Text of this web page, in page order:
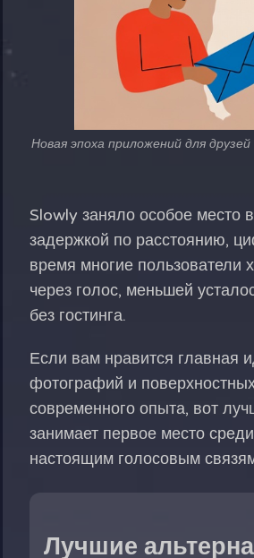
Новая эпоха приложений для
Slowly заняло особое место
задержкой по расстоянию,
время многие пользователи
через голос, меньшей
без гостинга.
Если вам нравится главная
фотографий и
современного опыта, вот
занимает первое место
настоящим голосовым
Лучшие